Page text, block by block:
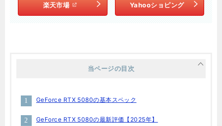
楽天市場 Yahooショピング
当ページの目次
GeForce RTX 5080の基本スペック
GeForce RTX 5080の最新評価【2025年】